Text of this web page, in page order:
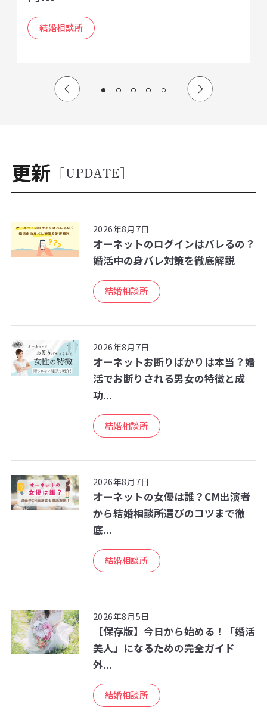
結婚相談所
更新 [UPDATE]
2026年8月7日
オーネットのログインはバレるの？
婚活中の身バレ対策を徹底解説
結婚相談所
2026年8月7日
オーネットお断りばかりは本当？婚
活でお断りされる男女の特徴と成
功...
結婚相談所
2026年8月7日
オーネットの女優は誰？CM出演者
から結婚相談所選びのコツまで徹
底...
結婚相談所
2026年8月5日
【保存版】今日から始める！「婚活
美人」になるための完全ガイド｜
外...
結婚相談所